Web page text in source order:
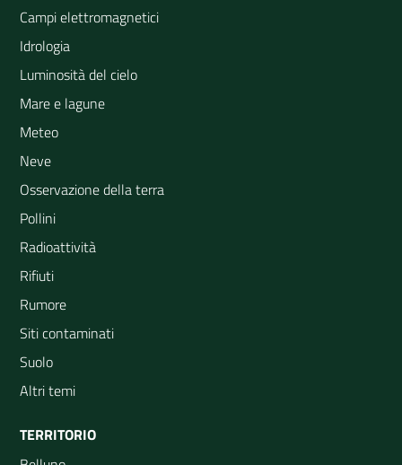
Campi elettromagnetici
Idrologia
Luminosità del cielo
Mare e lagune
Meteo
Neve
Osservazione della terra
Pollini
Radioattività
Rifiuti
Rumore
Siti contaminati
Suolo
Altri temi
TERRITORIO